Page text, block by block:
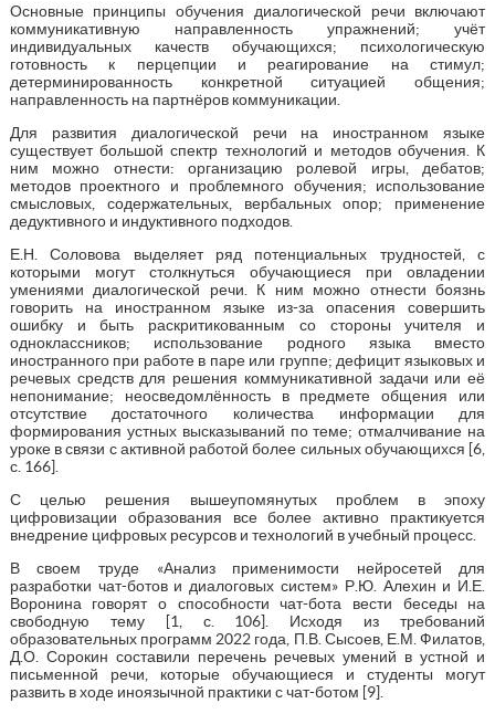
Основные принципы обучения диалогической речи включают
коммуникативную направленность упражнений; учёт
индивидуальных качеств обучающихся; психологическую
готовность к перцепции и реагирование на стимул;
детерминированность конкретной ситуацией общения;
направленность на партнёров коммуникации.
Для развития диалогической речи на иностранном языке
существует большой спектр технологий и методов обучения. К
ним можно отнести: организацию ролевой игры, дебатов;
методов проектного и проблемного обучения; использование
смысловых, содержательных, вербальных опор; применение
дедуктивного и индуктивного подходов.
Е.Н. Соловова выделяет ряд потенциальных трудностей, с
которыми могут столкнуться обучающиеся при овладении
умениями диалогической речи. К ним можно отнести боязнь
говорить на иностранном языке из-за опасения совершить
ошибку и быть раскритикованным со стороны учителя и
одноклассников; использование родного языка вместо
иностранного при работе в паре или группе; дефицит языковых и
речевых средств для решения коммуникативной задачи или её
непонимание; неосведомлённость в предмете общения или
отсутствие достаточного количества информации для
формирования устных высказываний по теме; отмалчивание на
уроке в связи с активной работой более сильных обучающихся [6,
с. 166].
С целью решения вышеупомянутых проблем в эпоху
цифровизации образования все более активно практикуется
внедрение цифровых ресурсов и технологий в учебный процесс.
В своем труде «Анализ применимости нейросетей для
разработки чат-ботов и диалоговых систем» Р.Ю. Алехин и И.Е.
Воронина говорят о способности чат-бота вести беседы на
свободную тему [1, с. 106]. Исходя из требований
образовательных программ 2022 года, П.В. Сысоев, Е.М. Филатов,
Д.О. Сорокин составили перечень речевых умений в устной и
письменной речи, которые обучающиеся и студенты могут
развить в ходе иноязычной практики с чат-ботом [9].